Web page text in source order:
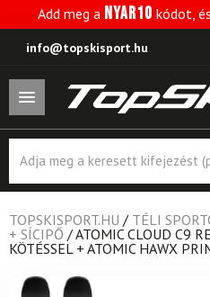
Add meg a NYAR10 kódot,
info@topskisport.hu
search
TOPSKISPORT.HU / TÉLI
+ SÍCIPŐ /ATOMIC CLOUD C9
KÖTÉSSEL + ATOMIC HAWX